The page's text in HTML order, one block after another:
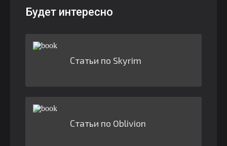
Будет интересно
Статьи по Skyrim
Статьи по Oblivion